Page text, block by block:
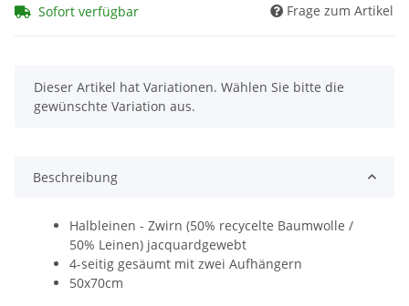
Sofort verfügbar Frage zum Artikel
x
Dieser Artikel hat Variationen. Wählen Sie bitte die
gewünschte Variation aus.
Beschreibung
Halbleinen - Zwirn (50% recycelte Baumwolle /
50% Leinen) jacquardgewebt
4-seitig gesäumt mit zwei Aufhängern
50x70cm